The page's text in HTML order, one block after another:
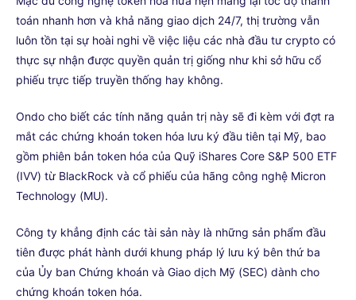
toán nhanh hơn và khả năng giao dịch 24/7, thị trường vẫn
luôn tồn tại sự hoài nghi về việc liệu các nhà đầu tư crypto có
thực sự nhận được quyền quản trị giống như khi sở hữu cổ
phiếu trực tiếp truyền thống hay không.
Ondo cho biết các tính năng quản trị này sẽ đi kèm với đợt ra
mắt các chứng khoán token hóa lưu ký đầu tiên tại Mỹ, bao
gồm phiên bản token hóa của Quỹ iShares Core S&P 500 ETF
(IVV) từ BlackRock và cổ phiếu của hãng công nghệ Micron
Technology (MU).
Công ty khẳng định các tài sản này là những sản phẩm đầu
tiên được phát hành dưới khung pháp lý lưu ký bên thứ ba
của Ủy ban Chứng khoán và Giao dịch Mỹ (SEC) dành cho
chứng khoán token hóa.